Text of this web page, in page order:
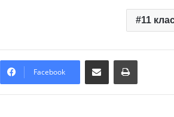
11
Facebook
Надіслати електронною поштою